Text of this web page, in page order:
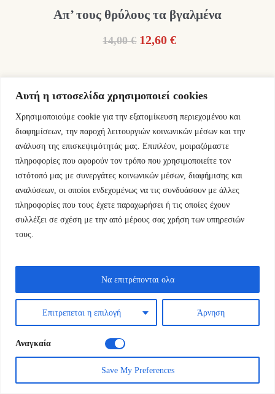
Αυτή η ιστοσελίδα χρησιμοποιεί cookies
Χρησιμοποιούμε cookie για την εξατομίκευση περιεχομένου και
διαφημίσεων, την παροχή λειτουργιών κοινωνικών μέσων και την
ανάλυση της επισκεψιμότητάς μας. Επιπλέον, μοιραζόμαστε
πληροφορίες που αφορούν τον τρόπο που χρησιμοποιείτε τον
ιστότοπό μας με συνεργάτες κοινωνικών μέσων, διαφήμισης και
αναλύσεων, οι οποίοι ενδεχομένως να τις συνδυάσουν με άλλες
πληροφορίες που τους έχετε παραχωρήσει ή τις οποίες έχουν
συλλέξει σε σχέση με την από μέρους σας χρήση των υπηρεσιών
τους.
Επιτρεπεται η επιλογή Άρνηση
Να επιτρέπονται ολα
Αναγκαία
Save My Preferences
Απ’ τους θρύλους τα βγαλμένα
14,00 € Original
14,00 €.
12,60 €Η
12,60 €.